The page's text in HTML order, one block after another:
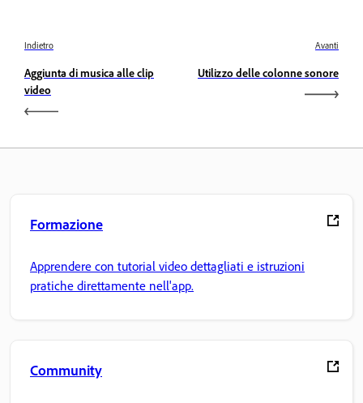
Indietro
Aggiunta di musica alle clip
video
Avanti
Utilizzo delle colonne sonore
Formazione
Apprendere con tutorial video dettagliati e istruzioni
pratiche direttamente nell'app.
Community